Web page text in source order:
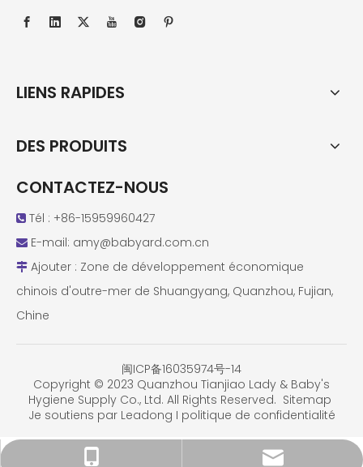
LIENS RAPIDES
DES PRODUITS
CONTACTEZ-NOUS
 Tél : +86-15959960427
 E-mail: amy@babyard.com.cn
 Ajouter : Zone de développement économique
chinois d'outre-mer de Shuangyang, Quanzhou, Fujian,
Chine
闽ICP备16035974号-14
Copyright © 2023 Quanzhou Tianjiao Lady & Baby's
Hygiene Supply Co., Ltd. All Rights Reserved. Sitemap
Je soutiens par Leadong I politique de confidentialité